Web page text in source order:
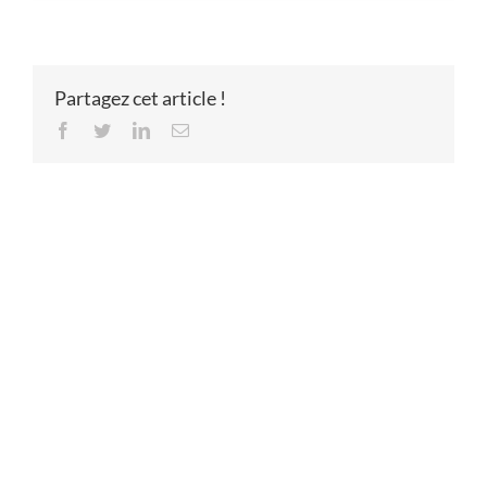
Partagez cet article !
Facebook
TwitterLinkedInEmail